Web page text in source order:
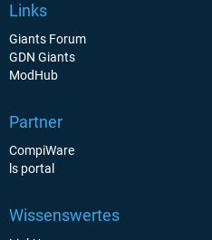
Links
Giants Forum
GDN Giants
ModHub
Partner
CompiWare
ls portal
Wissenswertes